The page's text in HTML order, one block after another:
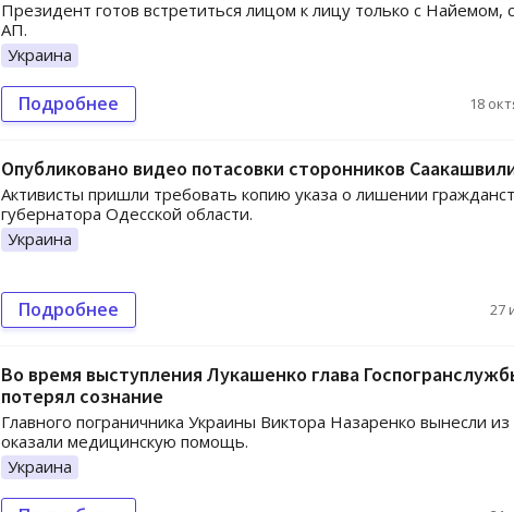
Президент готов встретиться лицом к лицу только с Найемом,
АП.
Украина
Подробнее 18
Опубликовано видео потасовки сторонников
Активисты пришли требовать копию указа о лишении
губернатора Одесской области.
Украина
Подробнее 27
Во время выступления Лукашенко глава
потерял сознание
Главного пограничника Украины Виктора Назаренко вынесли из
оказали медицинскую помощь.
Украина